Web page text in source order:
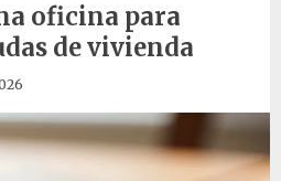
oficina para
de vivienda